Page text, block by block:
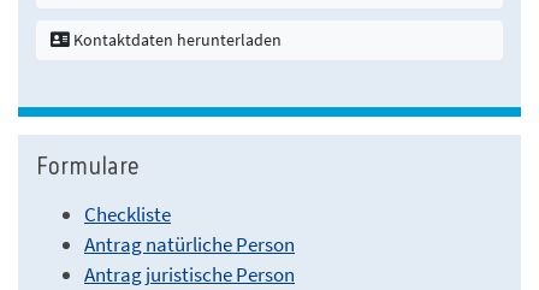
Kontaktdaten herunterladen
Formulare
Checkliste
Antrag natürliche Person
Antrag juristische Person